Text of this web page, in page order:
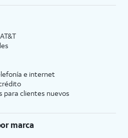
AT&T
e internet
clientes nuevos
marca